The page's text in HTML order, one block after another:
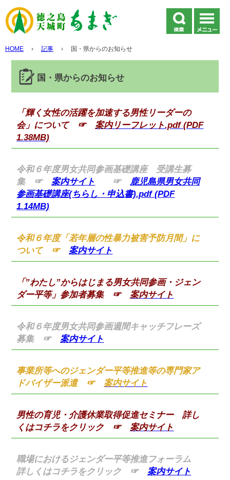
HOME › 記事 › 国・県からのお知らせ
国・県からのお知らせ
「輝く女性の活躍を加速する男性リーダーの
会」について ☞ 案内リーフレット.pdf (PDF
1.38MB)
令和６年度男女共同参画基礎講座 受講生募
集 ☞ 案内サイト ☞ 鹿児島県男女共同
参画基礎講座(ちらし・申込書).pdf (PDF
1.14MB)
令和６年度「若年層の性暴力被害予防月間」に
ついて ☞ 案内サイト
「”わたし”からはじまる男女共同参画・ジェン
ダー平等」参加者募集 ☞ 案内サイト
令和６年度男女共同参画週間キャッチフレーズ
募集 ☞ 案内サイト
事業所等へのジェンダー平等推進等の専門家ア
ドバイザー派遣 ☞ 案内サイト
男性の育児・介護休業取得促進セミナー 詳し
くはコチラをクリック ☞ 案内サイト
職場におけるジェンダー平等推進フォーラム
詳しくはコチラをクリック ☞ 案内サイト